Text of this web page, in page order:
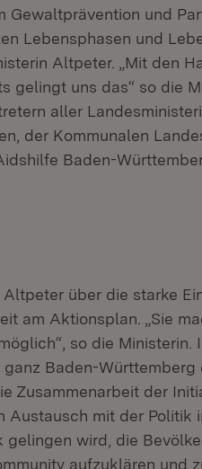
Gewaltprävention und
Lebensphasen und
Altpeter. „Mit den
gelingt uns das“ so die
aller
der Kommunalen
Baden-
über die starke
am Aktionsplan. „Sie
so die Ministerin.
Baden-Württemberg
Zusammenarbeit der
mit der Politik
gelingen wird, die
aufzuklären und